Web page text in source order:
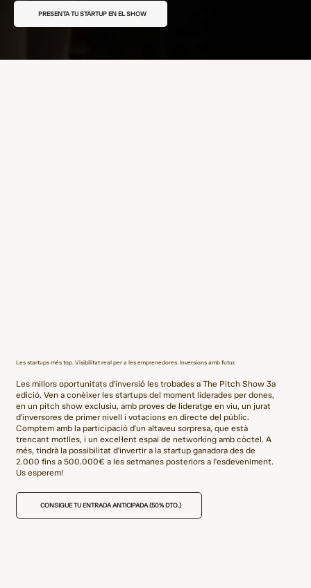
PRESENTA TU STARTUP EN EL SHOW
Les startups més top. Visibilitat real per a les emprenedores. Inversions amb futur.
Les millors oportunitats d'inversió les trobades a The Pitch Show 3a
edició. Ven a conèixer les startups del moment liderades per dones,
en un pitch show exclusiu, amb proves de lideratge en viu, un jurat
d'inversores de primer nivell i votacions en directe del públic.
Comptem amb la participació d'un altaveu sorpresa, que està
trencant motlles, i un excel·lent espai de networking amb còctel. A
més, tindrà la possibilitat d'invertir a la startup ganadora des de
2.000 fins a 500.000€ a les setmanes posteriors a l'esdeveniment.
Us esperem!
CONSIGUE TU ENTRADA ANTICIPADA (50% DTO.)